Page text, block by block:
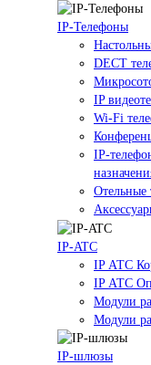
IP-Телефоны
DECT
IP
Wi-Fi
IP-
Отельные
IP-ATC
IP АТС
IP АТС
Модули
Модули
IP-шлюзы